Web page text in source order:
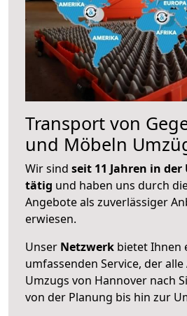
Transport von
und Möbeln
Wir sind seit 11 Jahren in
tätig und haben uns durch
Angebote als zuverlässiger
erwiesen.
Unser Netzwerk bietet Ihnen
umfassenden Service, der
Umzugs von Hannover nach
von der Planung bis hin zur